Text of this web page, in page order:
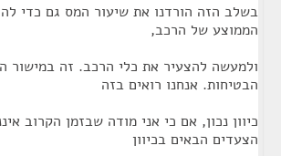
בשלב הזה הורדנו את שיעור המס גם כדי
הממוצע של הרכב,
ולמעשה להצעיר את כלי הרכב. זה במישור
הבטיחות. אנחנו רואים בזה
כיוון נכון, אם כי אני מודה שבזמן הקרוב
הצעדים הבאים בכיוון